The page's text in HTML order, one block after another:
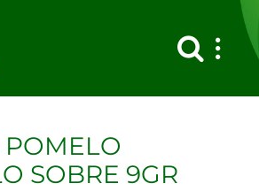
SOBRE 9GR